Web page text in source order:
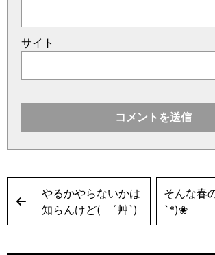
サイト
やるかやらないかは
知らんけど( ´艸`)
そんな春
`*)❀